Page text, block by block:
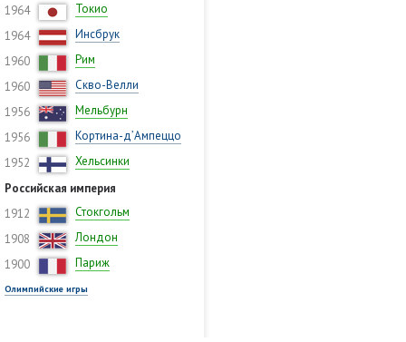
1964
Токио
1964
Инсбрук
1960
Рим
1960
Скво-Велли
1956
Мельбурн
1956
Кортина-д’Ампеццо
1952
Хельсинки
Российская империя
1912
Стокгольм
1908
Лондон
1900
Париж
Олимпийские игры